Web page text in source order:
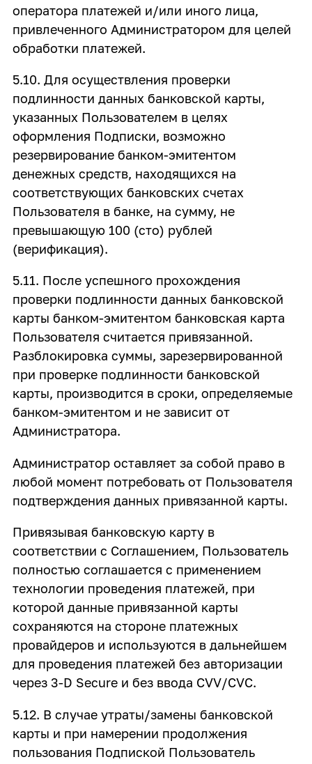
оператора платежей и/или иного лица,
привлеченного Администратором для целей
обработки платежей.
5.10. Для осуществления проверки
подлинности данных банковской карты,
указанных Пользователем в целях
оформления Подписки, возможно
резервирование банком-эмитентом
денежных средств, находящихся на
соответствующих банковских счетах
Пользователя в банке, на сумму, не
превышающую 100 (сто) рублей
(верификация).
5.11. После успешного прохождения
проверки подлинности данных банковской
карты банком-эмитентом банковская карта
Пользователя считается привязанной.
Разблокировка суммы, зарезервированной
при проверке подлинности банковской
карты, производится в сроки, определяемые
банком-эмитентом и не зависит от
Администратора.
Администратор оставляет за собой право в
любой момент потребовать от Пользователя
подтверждения данных привязанной карты.
Привязывая банковскую карту в
соответствии с Соглашением, Пользователь
полностью соглашается с применением
технологии проведения платежей, при
которой данные привязанной карты
сохраняются на стороне платежных
провайдеров и используются в дальнейшем
для проведения платежей без авторизации
через 3-D Secure и без ввода CVV/CVC.
5.12. В случае утраты/замены банковской
карты и при намерении продолжения
пользования Подпиской Пользователь